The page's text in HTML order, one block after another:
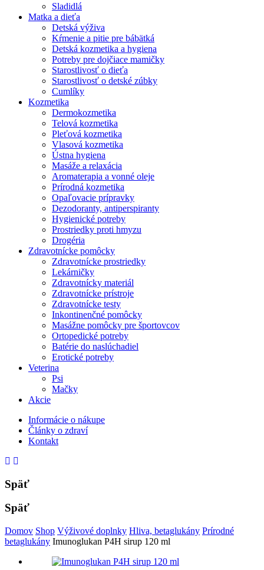
Sladidlá
Matka a dieťa
Detská výživa
Kŕmenie a pitie pre bábätká
Detská kozmetika a hygiena
Potreby pre dojčiace mamičky
Starostlivosť o dieťa
Starostlivosť o detské zúbky
Cumlíky
Kozmetika
Dermokozmetika
Telová kozmetika
Pleťová kozmetika
Vlasová kozmetika
Ústna hygiena
Masáže a relaxácia
Aromaterapia a vonné oleje
Prírodná kozmetika
Opaľovacie prípravky
Dezodoranty, antiperspiranty
Hygienické potreby
Prostriedky proti hmyzu
Drogéria
Zdravotnícke pomôcky
Zdravotnícke prostriedky
Lekárničky
Zdravotnícky materiál
Zdravotnícke prístroje
Zdravotnícke testy
Inkontinenčné pomôcky
Masážne pomôcky pre športovcov
Ortopedické potreby
Batérie do naslúchadiel
Erotické potreby
Veterina
Psi
Mačky
Akcie
Informácie o nákupe
Články o zdraví
Kontakt
Späť
Späť
Domov Shop Výživové doplnky Hliva, betaglukány Prírodné
betaglukány Imunoglukan P4H sirup 120 ml